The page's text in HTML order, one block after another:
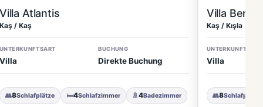
Villa Atlantis
Kaş / Kaş
UNTERKUNFTSART
Villa
BUCHUNG
Direkte Buchung
👥8Schlafplätze 🛏4Schlafzimmer 🚿4Badezimmer
Villa
Kaş / Kışla
UNTERKUNFTSART
Villa
👥8Schlafplätze